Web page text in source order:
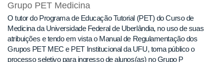
Grupo PET Medicina
O tutor do Programa de Educação Tutorial (PET) do Curso de
Medicina da Universidade Federal de Uberlândia, no uso de suas
atribuições e tendo em vista o Manual de Regulamentação dos
Grupos PET MEC e PET Institucional da UFU, torna público o
processo seletivo para ingresso de alunos(as) no Grupo P